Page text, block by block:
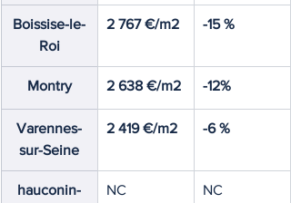
Boissise-le-
Roi
2 767 €/m2 -15 %
Montry 2 638 €/m2 -12%
Varennes-
sur-Seine
2 419 €/m2 -6 %
hauconin-
NC NC